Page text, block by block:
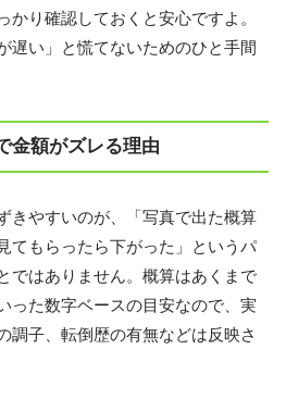
かり確認しておくと安心ですよ。
遅い」と慌てないためのひと手間
金額がズレる理由
きやすいのが、「写真で出た概算
てもらったら下がった」というパ
ではありません。概算はあくまで
った数字ベースの目安なので、実
調子、転倒歴の有無などは反映さ